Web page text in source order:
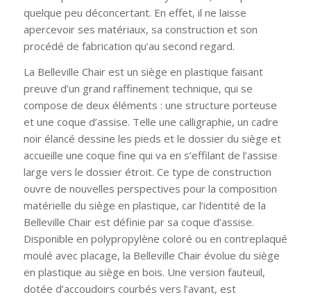
quelque peu déconcertant. En effet, il ne laisse
apercevoir ses matériaux, sa construction et son
procédé de fabrication qu’au second regard.
La Belleville Chair est un siège en plastique faisant
preuve d’un grand raffinement technique, qui se
compose de deux éléments : une structure porteuse
et une coque d’assise. Telle une calligraphie, un cadre
noir élancé dessine les pieds et le dossier du siège et
accueille une coque fine qui va en s’effilant de l’assise
large vers le dossier étroit. Ce type de construction
ouvre de nouvelles perspectives pour la composition
matérielle du siège en plastique, car l’identité de la
Belleville Chair est définie par sa coque d’assise.
Disponible en polypropylène coloré ou en contreplaqué
moulé avec placage, la Belleville Chair évolue du siège
en plastique au siège en bois. Une version fauteuil,
dotée d’accoudoirs courbés vers l’avant, est